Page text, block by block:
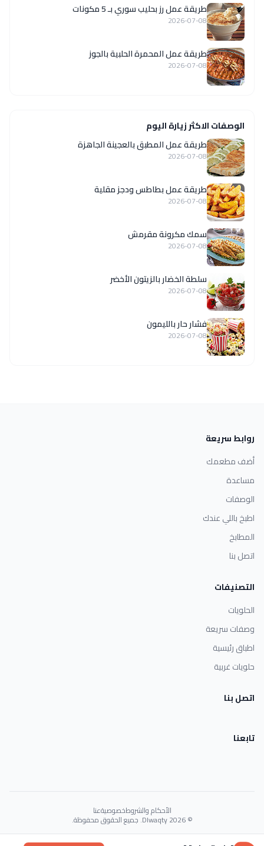
طريقة عمل رز بحليب سوري بـ 5 مكونات
2026-07-08
طريقة عمل المحمرة الحلبية بالجوز
2026-07-08
الوصفات الاكثر زيارة اليوم
طريقة عمل المطبق بالعجينة الجاهزة
2026-07-08
طريقة عمل بطاطس ودجز مقلية
2026-07-08
سمك مكرونة مقرمش
2026-07-08
سلطة الخضار بالزيتون الأخضر
2026-07-08
فشار حار بالليمون
2026-07-08
روابط سريعة
أضف مطعمك
مساعدة
الوصفات
اطبخ باللي عندك
المطابخ
اتصل بنا
التصنيفات
الحلويات
وصفات سريعة
اطباق رئيسية
حلويات غربية
اتصل بنا
تابعنا
الأحكام والشروطخصوصيةعنا
© 2026 Dlwaqty. جميع الحقوق محفوظة.
Powered byGAIT